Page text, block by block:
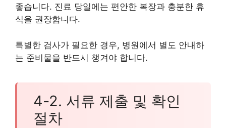
좋습니다. 진료 당일에는 편안한 복장과 충분한 휴
식을 권장합니다.
특별한 검사가 필요한 경우, 병원에서 별도 안내하
는 준비물을 반드시 챙겨야 합니다.
4-2. 서류 제출 및 확인
절차